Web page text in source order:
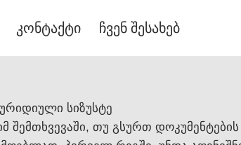
კონტაქტი ჩვენ შესახებ
სიზუსტე
თუ გსურთ